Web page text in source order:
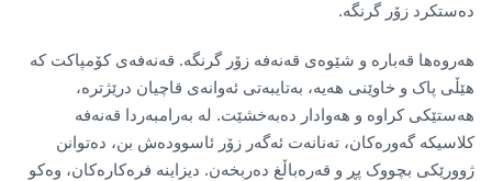
دەستکرد زۆر گرنگە.
هەروەها قەبارە و شێوەی قەنەفە زۆر گرنگە. قەنەفەی کۆمپاکت کە
هێڵی پاک و خاوێنی هەیە، بەتایبەتی ئەوانەی قاچیان درێژترە،
هەستێکی کراوە و هەوادار دەبەخشێت. لە بەرامبەردا قەنەفە
کلاسیکە گەورەکان، تەنانەت ئەگەر زۆر ئاسوودەش بن، دەتوانن
ژوورێکی بچووک پڕ و قەرەباڵغ دەربخەن. دیزاینە فرەکارەکان، وەکو